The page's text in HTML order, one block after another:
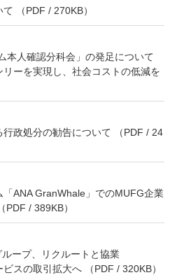
（PDF / 270KB）
本人確認分科会」の発足について
ーを実現し、社会コストの低減を
政処分の勧告について （PDF / 24
「ANA GranWhale」でのMUFG企業
/ 389KB）
ープ、リクルートと協業
スの取引拡大へ （PDF / 320KB）